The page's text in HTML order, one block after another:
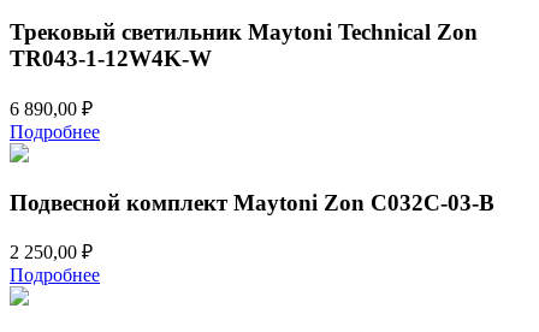
Трековый светильник Maytoni Technical Zon
TR043-1-12W4K-W
6 890,00 ₽
Подробнее
Подвесной комплект Maytoni Zon C032C-03-B
2 250,00 ₽
Подробнее